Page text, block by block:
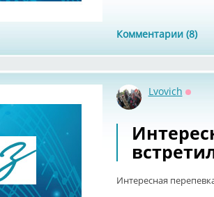
Комментарии (8)
Lvovich
Интересная